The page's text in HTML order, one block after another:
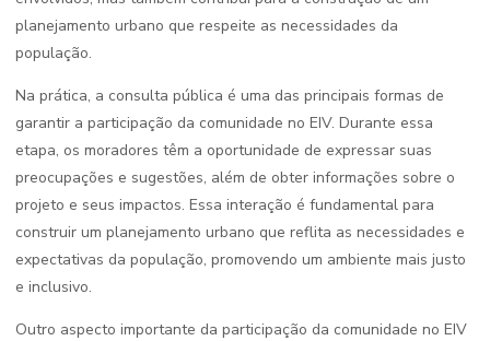
planejamento urbano que respeite as necessidades da
população.
Na prática, a consulta pública é uma das principais formas de
garantir a participação da comunidade no EIV. Durante essa
etapa, os moradores têm a oportunidade de expressar suas
preocupações e sugestões, além de obter informações sobre o
projeto e seus impactos. Essa interação é fundamental para
construir um planejamento urbano que reflita as necessidades e
expectativas da população, promovendo um ambiente mais justo
e inclusivo.
Outro aspecto importante da participação da comunidade no EIV